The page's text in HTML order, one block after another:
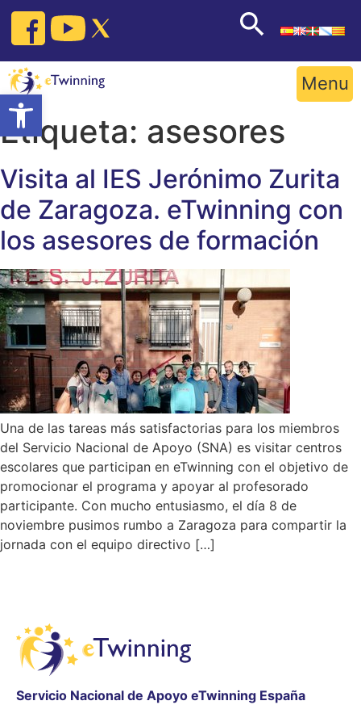
Open toolbar
Skip
content
Menu
Etiqueta: asesores
Visita al IES Jerónimo Zurita
de Zaragoza. eTwinning con
los asesores de formación
Una de las tareas más satisfactorias para los miembros
del Servicio Nacional de Apoyo (SNA) es visitar centros
escolares que participan en eTwinning con el objetivo de
promocionar el programa y apoyar al profesorado
participante. Con mucho entusiasmo, el día 8 de
noviembre pusimos rumbo a Zaragoza para compartir la
jornada con el equipo directivo […]
Servicio Nacional de Apoyo eTwinning España